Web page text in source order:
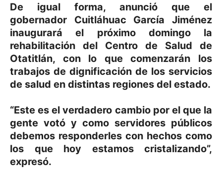
De igual forma, anunció que el
gobernador Cuitláhuac García Jiménez
inaugurará el próximo domingo la
rehabilitación del Centro de Salud de
Otatitlán, con lo que comenzarán los
trabajos de dignificación de los servicios
de salud en distintas regiones del estado.
“Este es el verdadero cambio por el que la
gente votó y como servidores públicos
debemos responderles con hechos como
los que hoy estamos cristalizando”,
expresó.